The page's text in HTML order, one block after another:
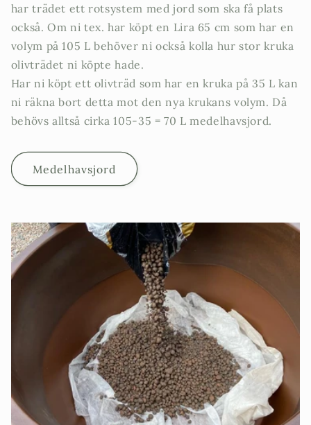
har trädet ett rotsystem med jord som ska få plats
också. Om ni tex. har köpt en Lira 65 cm som har en
volym på 105 L behöver ni också kolla hur stor kruka
olivträdet ni köpte hade.
Har ni köpt ett olivträd som har en kruka på 35 L kan
ni räkna bort detta mot den nya krukans volym. Då
behövs alltså cirka 105-35 = 70 L medelhavsjord.
Medelhavsjord